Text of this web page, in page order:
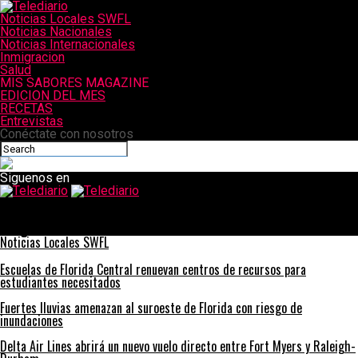
Noticias Locales SWFL
Noticias Nacionales
Noticias Internacionales
Inmigracion
Salud
MIS SABORES MAGAZINE
EDICION DEL MES
RECETAS
Entrevistas
Conéctate con nosotros
Siguenos en
Noticias Locales SWFL
Escuelas de Florida Central renuevan centros de recursos para
estudiantes necesitados
Fuertes lluvias amenazan al suroeste de Florida con riesgo de
inundaciones
Delta Air Lines abrirá un nuevo vuelo directo entre Fort Myers y Raleigh-